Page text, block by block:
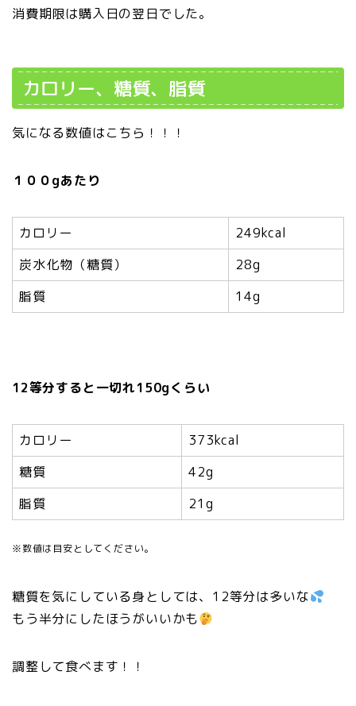
消費期限は購入日の翌日でした。
カロリー、糖質、脂質
気になる数値はこちら！！！
１００gあたり
カロリー
249kcal
炭水化物（糖質）
28g
脂質
14g
12等分すると一切れ150gくらい
カロリー
373kcal
糖質
42g
脂質
21g
※数値は目安としてください。
糖質を気にしている身としては、12等分は多いな
もう半分にしたほうがいいかも
調整して食べます！！